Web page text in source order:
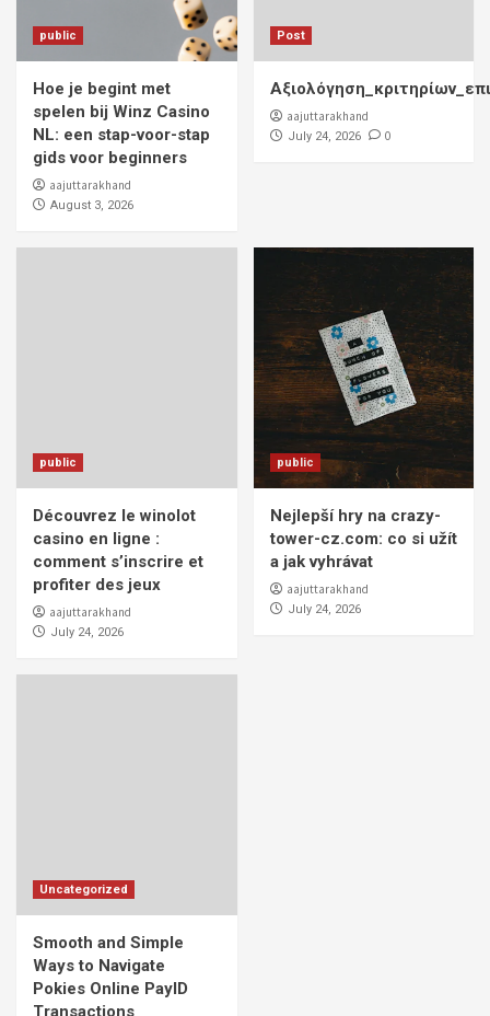
public
Hoe je begint met
spelen bij Winz Casino
NL: een stap-voor-stap
gids voor beginners
aajuttarakhand
August 3, 2026
Post
aajuttarakhand
July 24, 2026 0
public
Découvrez le winolot
casino en ligne :
comment s’inscrire et
profiter des jeux
aajuttarakhand
July 24, 2026
public
Nejlepší hry na crazy-
tower-cz.com: co si užít
a jak vyhrávat
aajuttarakhand
July 24, 2026
Uncategorized
Smooth and Simple
Ways to Navigate
Pokies Online PayID
Transactions